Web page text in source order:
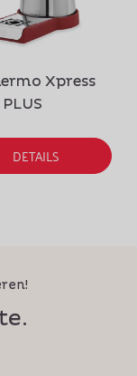
Xpress
DETAILS